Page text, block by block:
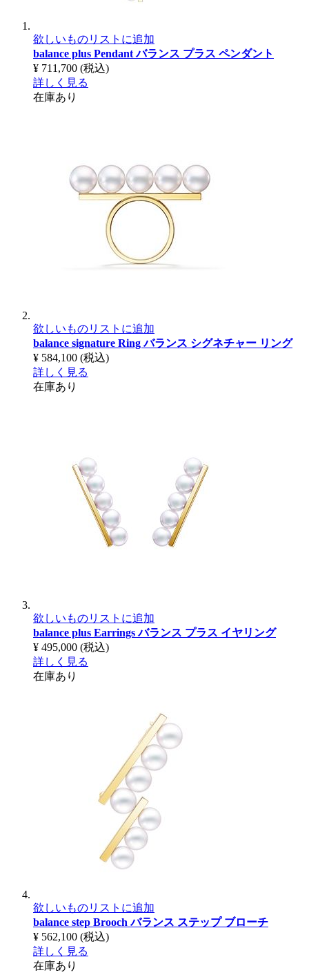
欲しいものリストに追加
balance plus Pendantバランス プラス ペンダント
¥ 711,700 (税込)
詳しく見る
在庫あり
欲しいものリストに追加
balance signature Ringバランス シグネチャー リング
¥ 584,100 (税込)
詳しく見る
在庫あり
欲しいものリストに追加
balance plus Earringsバランス プラス イヤリング
¥ 495,000 (税込)
詳しく見る
在庫あり
欲しいものリストに追加
balance step Broochバランス ステップ ブローチ
¥ 562,100 (税込)
詳しく見る
在庫あり